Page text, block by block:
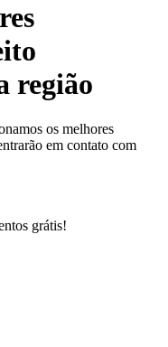
região
os melhores
em contato com
grátis!